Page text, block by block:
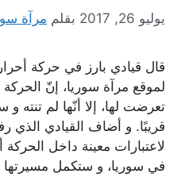
يوليو 26, 2017 بقلم مرآة
قال قيادي بارز في حركة
لموقع مرآة سوريا، إنّ
تعرضت لها، إلا أنّها لم تنته
قريبًا. و أضاف القيادي
لاعتبارات معينة داخل
في سوريا، و ستكمل